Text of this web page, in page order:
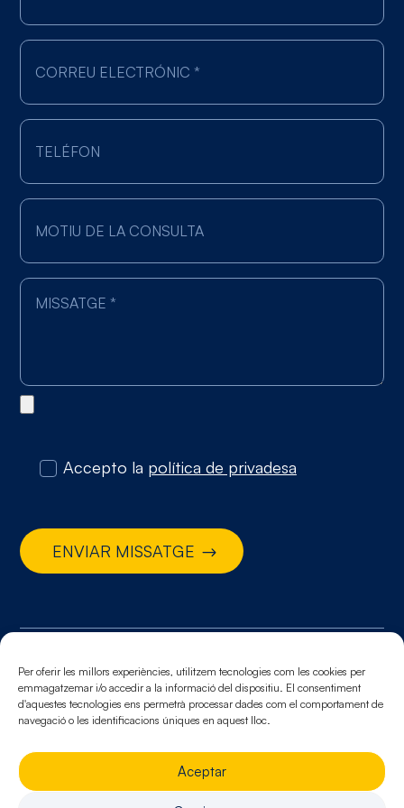
Per oferir les millors experiències, utilitzem tecnologies com les cookies per
emmagatzemar i/o accedir a la informació del dispositiu. El consentiment
d'aquestes tecnologies ens permetrà processar dades com el comportament de
navegació o les identificacions úniques en aquest lloc.
Aceptar
Accepto la política de privadesa
ENVIAR MISSATGE
© 2026. Tots els drets reservats
Avis legal. Política de cookies. Política de privacitat